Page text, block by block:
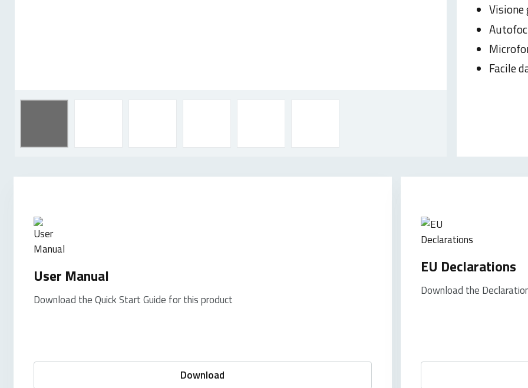
Visione
Facile
User Manual
Download the Quick Start Guide for this product
Download
EU Declarations
Download the